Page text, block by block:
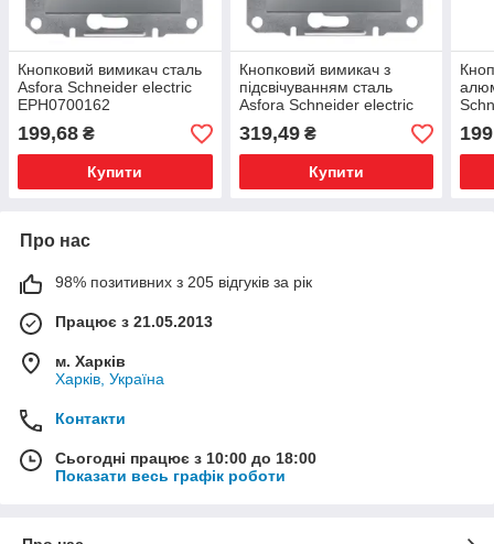
Кнопковий вимикач сталь
Asfora Schneider electric
EPH0700162
199,68 ₴
Купити
Кнопковий вимикач з
підсвічуванням сталь
Asfora Schneider electric
EPH1600162
319,49₴
Купити
Про нас
98% позитивних з 205 відгуків за рік
Працює з 21.05.2013
м. Харків
Харків, Україна
Контакти
Сьогодні працює з 10:00 до 18:00
Показати весь графік роботи